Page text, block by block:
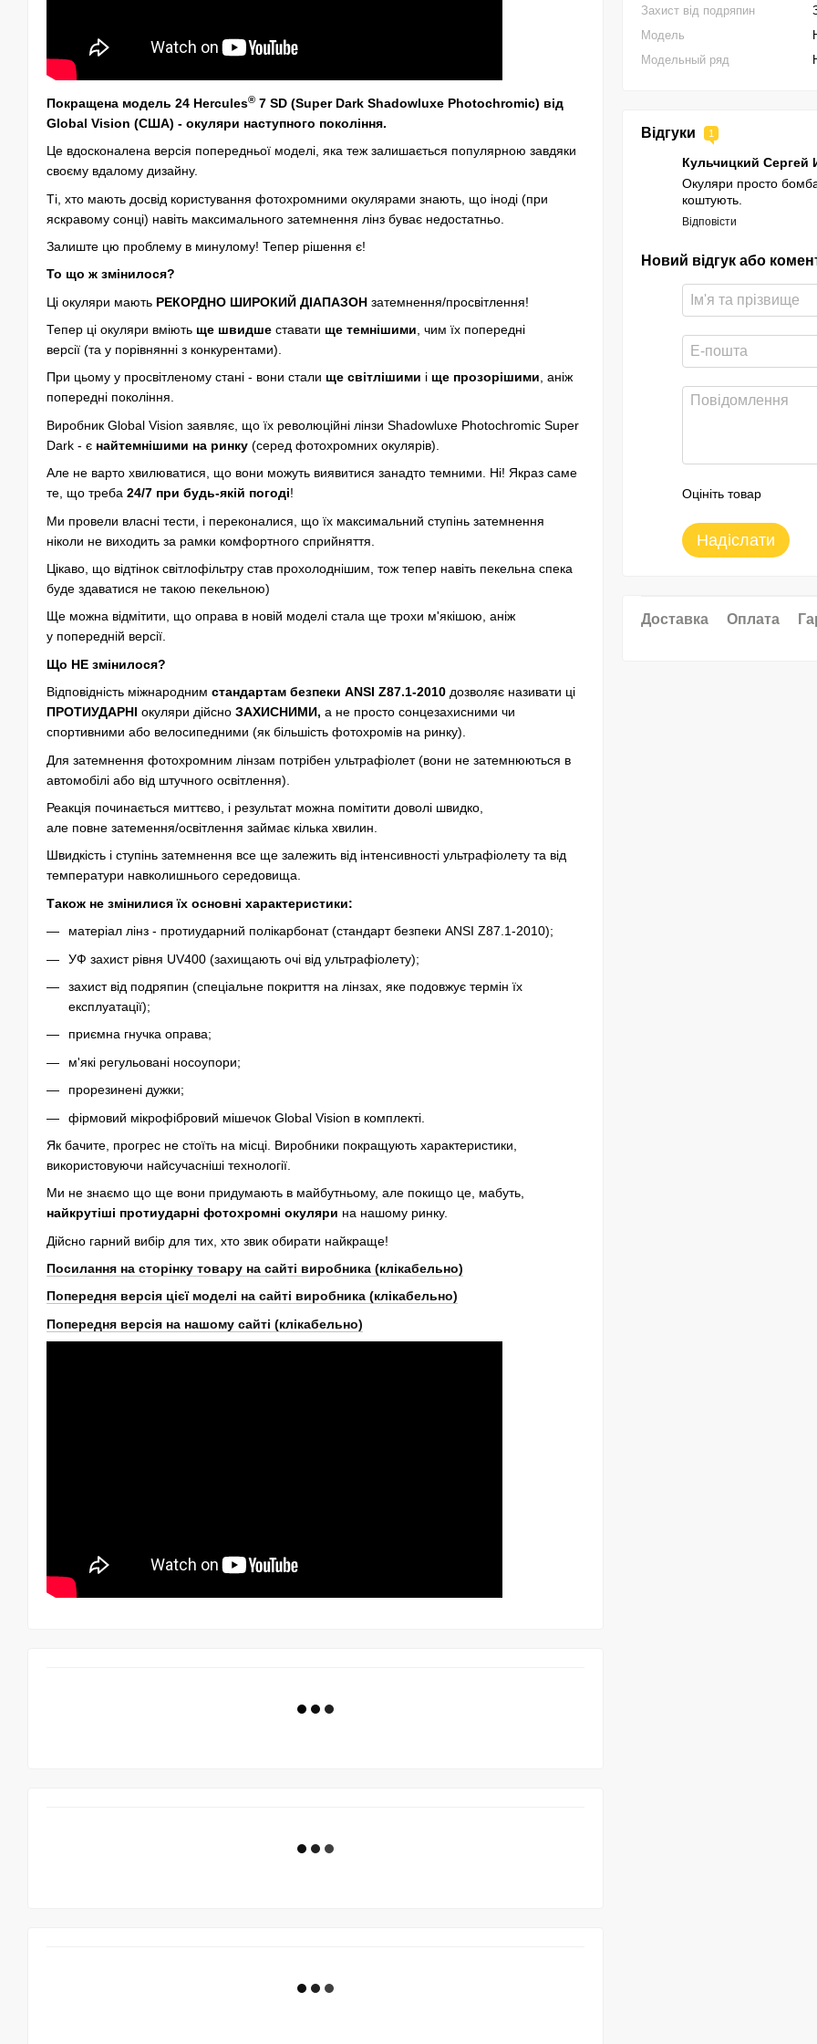
Покращена модель 24 Hercules® 7 SD (Super Dark Shadowluxe Photochromic) від
Global Vision (США) - окуляри наступного покоління.
Це вдосконалена версія попередньої моделі, яка теж залишається популярною завдяки
своєму вдалому дизайну.
Ті, хто мають досвід користування фотохромними окулярами знають, що іноді (при
яскравому сонці) навіть максимального затемнення лінз буває недостатньо.
Залиште цю проблему в минулому! Тепер рішення є!
То що ж змінилося?
Ці окуляри мають РЕКОРДНО ШИРОКИЙ ДІАПАЗОН затемнення/просвітлення!
Тепер ці окуляри вміють ще швидше ставати ще темнішими , чим їх попередні
версії (та у порівнянні з конкурентами).
При цьому у просвітленому стані - вони стали ще світлішими і ще прозорішими, аніж
попередні покоління.
Виробник Global Vision заявляє, що їх революційні лінзи Shadowluxe Photochromic Super
Dark - є найтемнішими на ринку (серед фотохромних окулярів).
Але не варто хвилюватися, що вони можуть виявитися занадто темними. Ні! Якраз саме
те, що треба 24/7 при будь-якій погоді!
Ми провели власні тести, і переконалися, що їх максимальний ступінь затемнення
ніколи не виходить за рамки комфортного сприйняття.
Цікаво, що відтінок світлофільтру став прохолоднішим, тож тепер навіть пекельна спека
буде здаватися не такою пекельною)
Ще можна відмітити, що оправа в новій моделі стала ще трохи м'якішою, аніж
у попередній версії.
Що НЕ змінилося?
Відповідність міжнародним стандартам безпеки ANSI Z87.1-2010 дозволяє називати ці
ПРОТИУДАРНІ окуляри дійсно ЗАХИСНИМИ, а не просто сонцезахисними чи
спортивними або велосипедними (як більшість фотохромів на ринку).
Для затемнення фотохромним лінзам потрібен ультрафіолет (вони не затемнюються в
автомобілі або від штучного освітлення).
Реакція починається миттєво, і результат можна помітити доволі швидко,
але повне затемення/освітлення займає кілька хвилин.
Швидкість і ступінь затемнення все ще залежить від інтенсивності ультрафіолету та від
температури навколишнього середовища.
Також не змінилися їх основні характеристики:
матеріал лінз - протиударний полікарбонат(cтандарт безпеки ANSI Z87.1-2010);
УФ захист рівня UV400 (захищають очі від ультрафіолету);
захист від подряпин (спеціальне покриття на лінзах, яке подовжує термін їх
експлуатації);
приємна гнучка оправа;
м'які регульовані носоупори;
прорезинені дужки;
фірмовий мікрофібровий мішечок Global Vision в комплекті.
Як бачите, прогрес не стоїть на місці. Виробники покращують характеристики,
використовуючи найсучасніші технології.
Ми не знаємо що ще вони придумають в майбутньому, але покищо це, мабуть,
найкрутіші протиударні фотохромні окуляри на нашому ринку.
Дійсно гарний вибір для тих, хто звик обирати найкраще!
Посилання на сторінку товару на сайті виробника (клікабельно)
Попередня версія цієї моделі на сайті виробника (клікабельно)
Попередня версія на нашому сайті (клікабельно)
Захист від подряпин
Модель
Модельный ряд
Відгуки 1
Кульчицкий Сергей
Окуляри просто
коштують.
Відповісти
Новий відгук або
Оцініть товар
Надіслати
Доставка Оплата